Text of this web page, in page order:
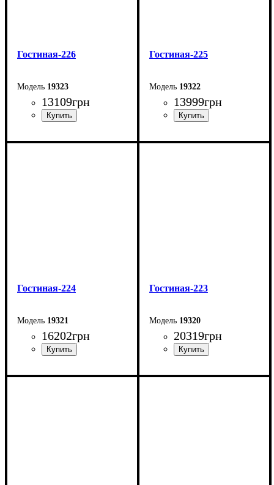
Гостиная-226
19323
13109грн
Ширина: 213 см
Гостиная-225
19322
13999грн
Ширина: 213 см
Гостиная-224
19321
16202грн
Ширина: 258 см
Гостиная-223
19320
20319грн
Ширина: 210 см